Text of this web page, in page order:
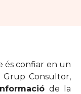
és confiar en un
Grup Consultor,
de la